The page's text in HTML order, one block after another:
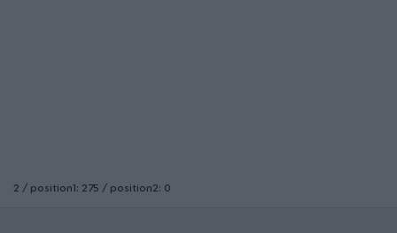
2 / position1: 275 / position2: 0